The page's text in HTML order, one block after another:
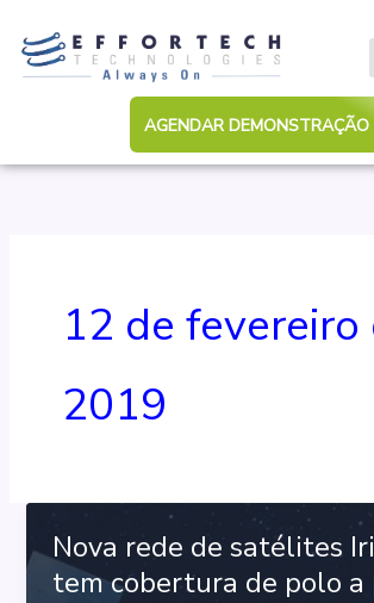
para
AGENDAR DEMONSTRAÇÃO
12 de fevereiro
2019
Nova rede de satélites
tem cobertura de polo a